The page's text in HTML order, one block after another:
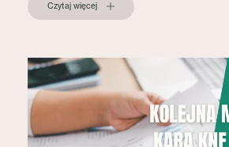
Czytaj więcej